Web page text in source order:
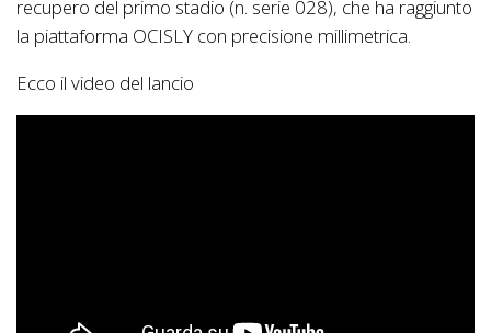
recupero del primo stadio (n. serie 028), che ha raggiunto
la piattaforma OCISLY con precisione millimetrica.
Ecco il video del lancio